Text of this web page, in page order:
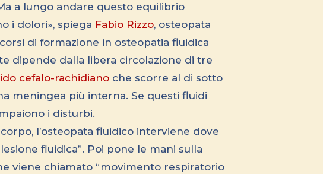
a lungo andare questo equilibrio
i dolori», spiega Fabio Rizzo, osteopata
di formazione in osteopatia fluidica
dipende dalla libera circolazione di tre
cefalo-rachidianoche scorre al di sotto
meningea più interna. Se questi fluidi
i disturbi.
l’osteopata fluidico interviene dove
fluidica”. Poi pone le mani sulla
viene chiamato “movimento respiratorio